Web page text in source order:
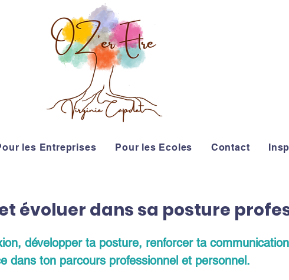
les Entreprises Pour les Ecoles Contact
évoluer dans sa posture
développer ta posture, renforcer ta
dans ton parcours professionnel et personnel.